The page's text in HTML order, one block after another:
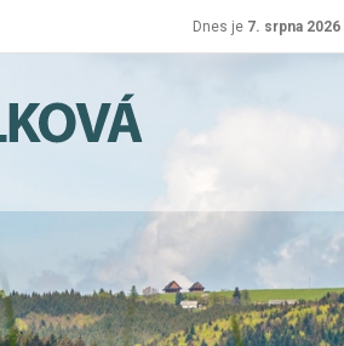
Dnes je 7. srpna 2026